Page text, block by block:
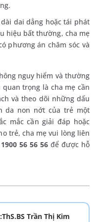
dai dẳng hoặc tái phát
hiệu bất thường, cha mẹ
phương án chăm sóc và
nguy hiểm và thường
trọng là cha mẹ cần
và theo dõi những dấu
da non nớt của trẻ một
mắc cần giải đáp hoặc
trẻ, cha mẹ vui lòng liên
1900 56 56 56 để được hỗ
Trần Thị Kim